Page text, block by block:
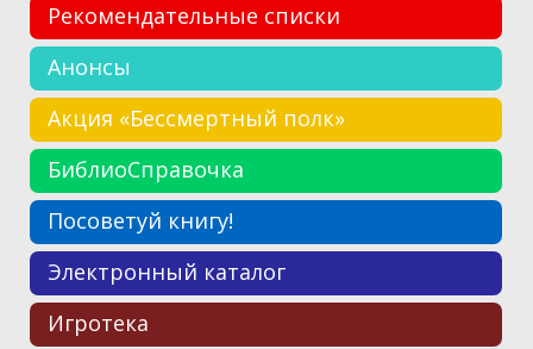
Рекомендательные списки
Анонсы
Акция «Бессмертный полк»
БиблиоСправочка
Посоветуй книгу!
Электронный каталог
Игротека